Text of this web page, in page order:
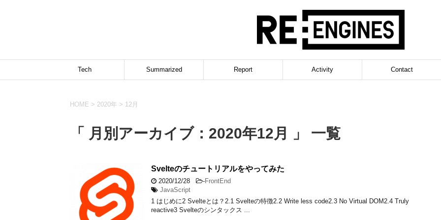
Tech Summarized Report Activity Contact
HOME > 2020年 > 12月
「 月別アーカイブ：2020年12月 」 一覧
Svelteのチュートリアルをやってみた
2020/12/28 -FrontEnd
JavaScript
1 はじめに2 Svelteとは？2.1 Svelteの特徴2.2 Write less code2.3 No Virtual DOM2.4 Truly
reactive3 Svelteのシンタックス ...